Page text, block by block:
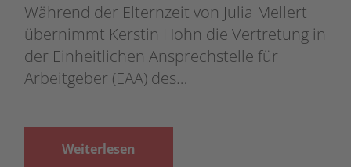
Während der Elternzeit von Julia Mellert
übernimmt Kerstin Hohn die Vertretung in
der Einheitlichen Ansprechstelle für
Arbeitgeber (EAA) des…
Weiterlesen